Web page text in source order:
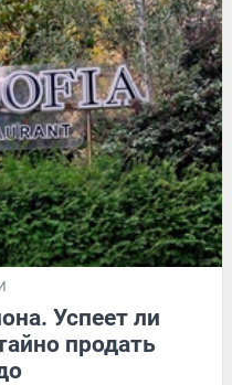
Успеет ли
продать